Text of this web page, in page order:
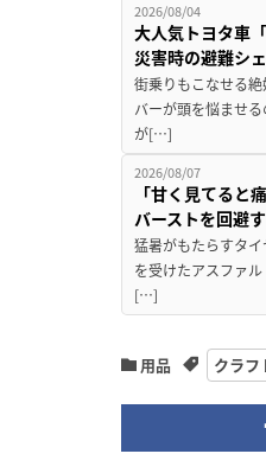
2026/08/04
大人気トヨタ車
災害時の避難シ
街乗りもこなせる
バーが頭を悩ませ
が[…]
2026/08/07
「甘く見てると
バーストを回避
猛暑がもたらすタ
を受けたアスファ
[…]
用品 クラフ